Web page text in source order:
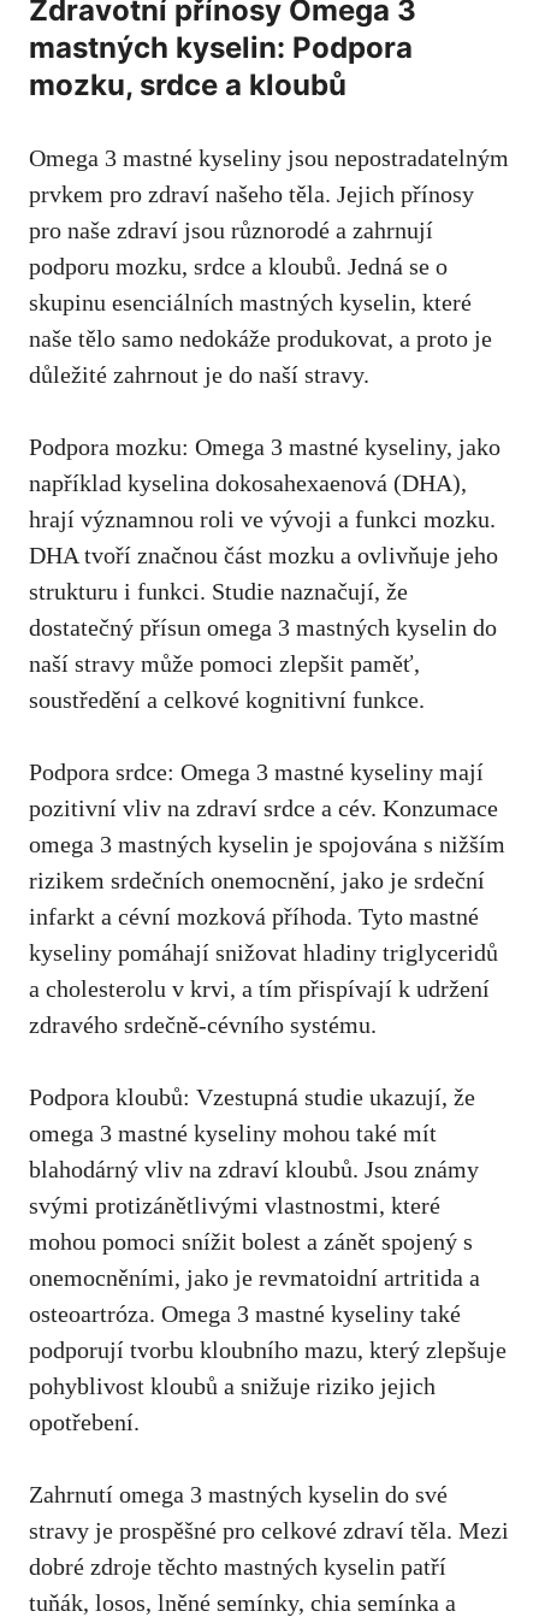
Zdravotní přínosy Omega 3
mastných kyselin: Podpora
mozku, srdce a kloubů
Omega 3 mastné kyseliny jsou nepostradatelným
prvkem pro zdraví našeho těla. Jejich přínosy
pro naše zdraví jsou různorodé a zahrnují
podporu mozku, srdce a kloubů. Jedná se o
skupinu esenciálních mastných kyselin, které
naše tělo samo nedokáže produkovat, a proto je
důležité zahrnout je do naší stravy.
Podpora mozku: Omega 3 mastné kyseliny, jako
například kyselina dokosahexaenová (DHA),
hrají významnou roli ve vývoji a funkci mozku.
DHA tvoří značnou část mozku a ovlivňuje jeho
strukturu i funkci. Studie naznačují, že
dostatečný přísun omega 3 mastných kyselin do
naší stravy může pomoci zlepšit paměť,
soustředění a celkové kognitivní funkce.
Podpora srdce: Omega 3 mastné kyseliny mají
pozitivní vliv na zdraví srdce a cév. Konzumace
omega 3 mastných kyselin je spojována s nižším
rizikem srdečních onemocnění, jako je srdeční
infarkt a cévní mozková příhoda. Tyto mastné
kyseliny pomáhají snižovat hladiny triglyceridů
a cholesterolu v krvi, a tím přispívají k udržení
zdravého srdečně-cévního systému.
Podpora kloubů: Vzestupná studie ukazují, že
omega 3 mastné kyseliny mohou také mít
blahodárný vliv na zdraví kloubů. Jsou známy
svými protizánětlivými vlastnostmi, které
mohou pomoci snížit bolest a zánět spojený s
onemocněními, jako je revmatoidní artritida a
osteoartróza. Omega 3 mastné kyseliny také
podporují tvorbu kloubního mazu, který zlepšuje
pohyblivost kloubů a snižuje riziko jejich
opotřebení.
Zahrnutí omega 3 mastných kyselin do své
stravy je prospěšné pro celkové zdraví těla. Mezi
dobré zdroje těchto mastných kyselin patří
tuňák, losos, lněné semínky, chia semínka a